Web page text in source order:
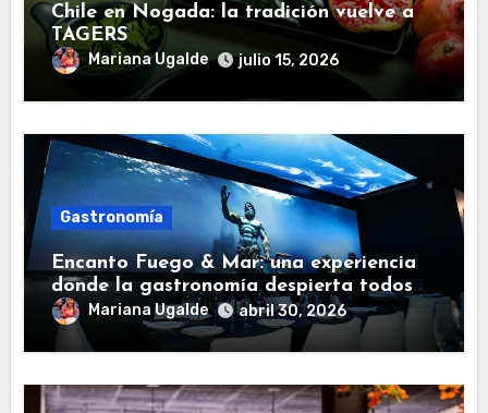
Chile en Nogada: la tradición vuelve a
TAGERS
Mariana Ugalde julio 15, 2026
Gastronomía
Encanto Fuego & Mar: una experiencia
donde la gastronomía despierta todos
los sentidos
Mariana Ugalde abril 30, 2026